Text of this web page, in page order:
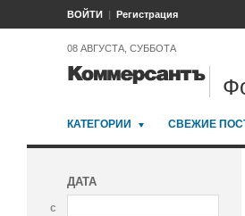
ВОЙТИ Регистрация
08 АВГУСТА, СУББОТА
КАТЕГОРИИ СВЕЖИЕ
ДАТА
с